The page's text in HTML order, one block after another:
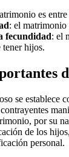
es
: el matrimonio
fecundidad: el
hijos.
se establece
por su
de los
personal.